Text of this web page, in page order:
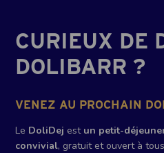
CURIEUX DE
DOLIBARR ?
VENEZ AU PROCHAIN
Le DoliDej est un petit-
convivial, gratuit et ouvert à